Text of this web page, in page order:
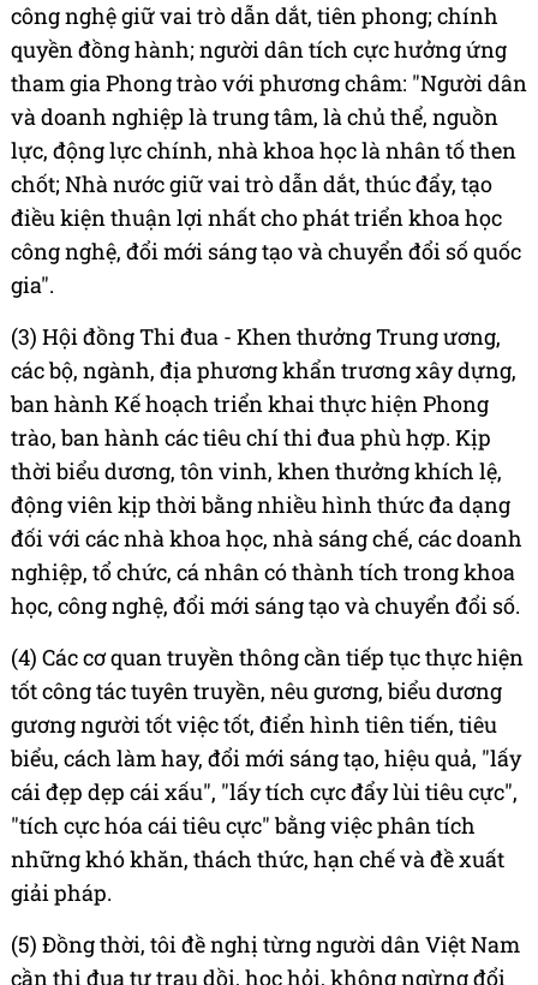
công nghệ giữ vai trò dẫn dắt, tiên phong; chính
quyền đồng hành; người dân tích cực hưởng ứng
tham gia Phong trào với phương châm: "Người dân
và doanh nghiệp là trung tâm, là chủ thể, nguồn
lực, động lực chính, nhà khoa học là nhân tố then
chốt; Nhà nước giữ vai trò dẫn dắt, thúc đẩy, tạo
điều kiện thuận lợi nhất cho phát triển khoa học
công nghệ, đổi mới sáng tạo và chuyển đổi số quốc
gia".
(3) Hội đồng Thi đua - Khen thưởng Trung ương,
các bộ, ngành, địa phương khẩn trương xây dựng,
ban hành Kế hoạch triển khai thực hiện Phong
trào, ban hành các tiêu chí thi đua phù hợp. Kịp
thời biểu dương, tôn vinh, khen thưởng khích lệ,
động viên kịp thời bằng nhiều hình thức đa dạng
đối với các nhà khoa học, nhà sáng chế, các doanh
nghiệp, tổ chức, cá nhân có thành tích trong khoa
học, công nghệ, đổi mới sáng tạo và chuyển đổi số.
(4) Các cơ quan truyền thông cần tiếp tục thực hiện
tốt công tác tuyên truyền, nêu gương, biểu dương
gương người tốt việc tốt, điển hình tiên tiến, tiêu
biểu, cách làm hay, đổi mới sáng tạo, hiệu quả, "lấy
cái đẹp dẹp cái xấu", "lấy tích cực đẩy lùi tiêu cực",
"tích cực hóa cái tiêu cực" bằng việc phân tích
những khó khăn, thách thức, hạn chế và đề xuất
giải pháp.
(5) Đồng thời, tôi đề nghị từng người dân Việt Nam
cần thi đua tự trau dồi, học hỏi, không ngừng đổi